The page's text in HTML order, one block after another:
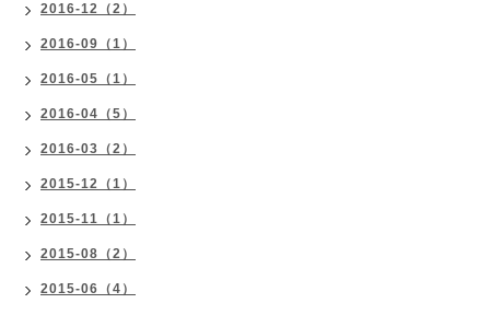
2016-12（2）
2016-09（1）
2016-05（1）
2016-04（5）
2016-03（2）
2015-12（1）
2015-11（1）
2015-08（2）
2015-06（4）